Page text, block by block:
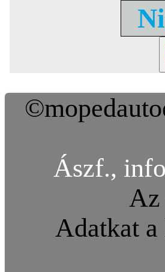
Ászf.,
Az
Adatkat a